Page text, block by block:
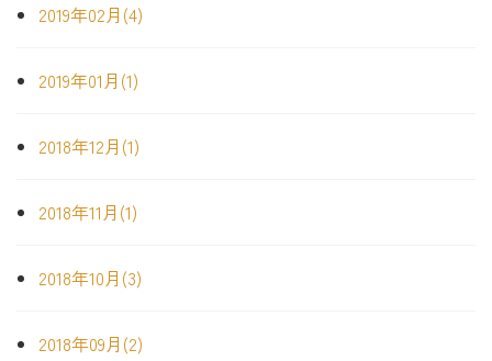
2019年02月(4)
2019年01月(1)
2018年12月(1)
2018年11月(1)
2018年10月(3)
2018年09月(2)